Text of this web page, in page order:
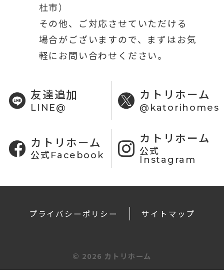
杜市）
その他、ご対応させていただける
場合がございますので、まずはお気
軽にお問い合わせください。
友達追加
LINE@
カトリホーム
@katorihomes
カトリホーム
公式Facebook
カトリホーム
公式
Instagram
プライバシーポリシー サイトマップ
© 2026 カトリホーム